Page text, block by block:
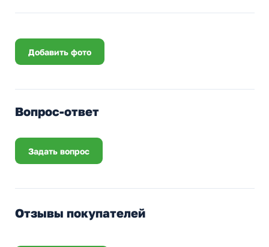
Добавить фото
Вопрос-ответ
Задать вопрос
Отзывы покупателей